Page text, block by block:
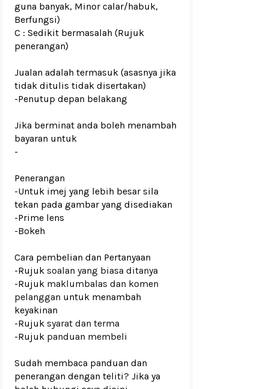
guna banyak, Minor calar/habuk,
Berfungsi)
C : Sedikit bermasalah (Rujuk
penerangan)
Jualan adalah termasuk (asasnya jika
tidak ditulis tidak disertakan)
-Penutup depan belakang
Jika berminat anda boleh menambah
bayaran untuk
-
Penerangan
-Untuk imej yang lebih besar sila
tekan pada gambar yang disediakan
-Prime lens
-Bokeh
Cara pembelian dan Pertanyaan
-Rujuk soalan yang biasa ditanya
-Rujuk maklumbalas dan komen
pelanggan untuk menambah
keyakinan
-Rujuk syarat dan terma
-Rujuk panduan membeli
Sudah membaca panduan dan
penerangan dengan teliti? Jika ya